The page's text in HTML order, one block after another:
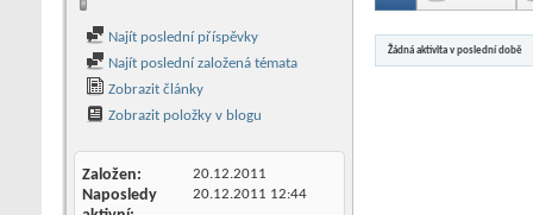
Najít poslední příspěvky
Najít poslední založená témata
Zobrazit články
Zobrazit položky v blogu
Založen 20.12.2011
Naposledy
20.12.2011 12:44
Žádná aktivita v poslední době